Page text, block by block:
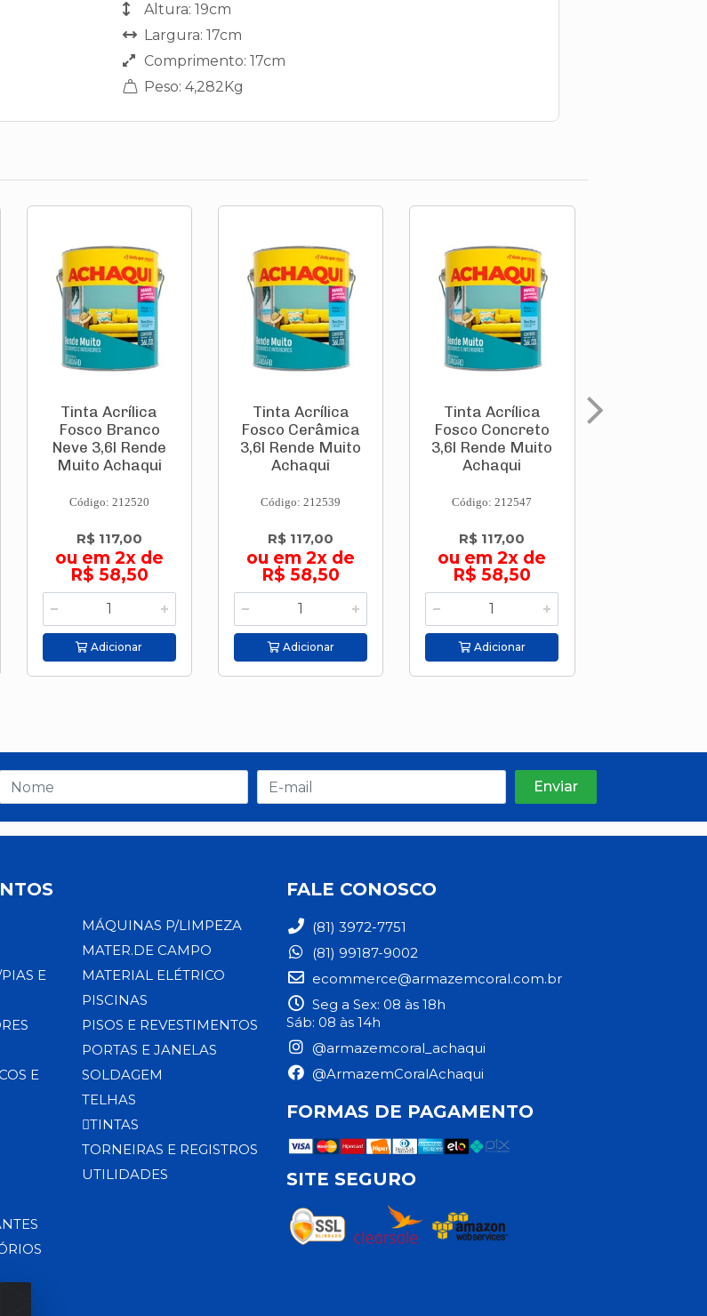
Altura: 19cm
Largura: 17cm
Comprimento: 17cm
Peso: 4,282Kg
Tinta Acrílica
Fosco Branco
Neve 3,6l Rende
Muito Achaqui
Código: 212520
R$ 117,00
ou em 2x de
R$ 58,50
Adicionar
Tinta Acrílica
Fosco Cerâmica
3,6l Rende Muito
Achaqui
Código: 212539
R$ 117,00
ou em 2x de
R$ 58,50
Adicionar
Tinta Acrílica
Fosco Concreto
3,6l Rende Muito
Achaqui
Código: 212547
R$ 117,00
ou em 2x de
R$ 58,50
Adicionar
E
E
MÁQUINAS P/LIMPEZA
MATER.DE CAMPO
MATERIAL ELÉTRICO
PISCINAS
PISOS E REVESTIMENTOS
PORTAS E JANELAS
SOLDAGEM
TELHAS
TINTAS
TORNEIRAS E REGISTROS
UTILIDADES
FALE CONOSCO
(81) 3972-7751
(81) 99187-9002
ecommerce@armazemcoral.com.br
Seg a Sex: 08 às 18h
Sáb: 08 às 14h
@armazemcoral_achaqui
@ArmazemCoralAchaqui
FORMAS DE PAGAMENTO
SITE SEGURO